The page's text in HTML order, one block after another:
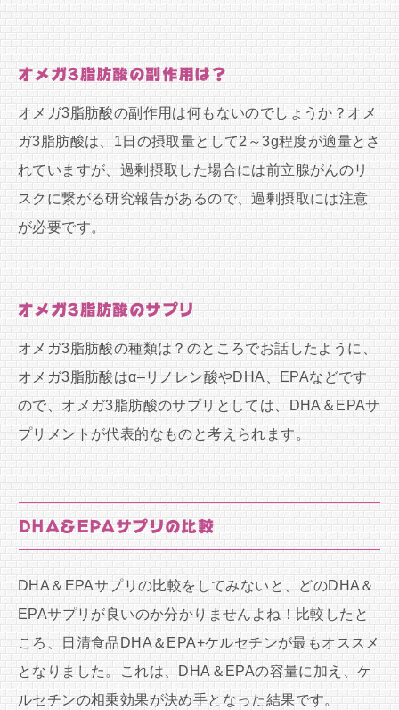
オメガ3脂肪酸の副作用は？
オメガ3脂肪酸の副作用は何もないのでしょうか？オメ
ガ3脂肪酸は、1日の摂取量として2～3g程度が適量とさ
れていますが、過剰摂取した場合には前立腺がんのリ
スクに繋がる研究報告があるので、過剰摂取には注意
が必要です。
オメガ3脂肪酸のサプリ
オメガ3脂肪酸の種類は？のところでお話したように、
オメガ3脂肪酸はα–リノレン酸やDHA、EPAなどです
ので、オメガ3脂肪酸のサプリとしては、DHA＆EPAサ
プリメントが代表的なものと考えられます。
DHA＆EPAサプリの比較
DHA＆EPAサプリの比較をしてみないと、どのDHA＆
EPAサプリが良いのか分かりませんよね！比較したと
ころ、日清食品DHA＆EPA+ケルセチンが最もオススメ
となりました。これは、DHA＆EPAの容量に加え、ケ
ルセチンの相乗効果が決め手となった結果です。